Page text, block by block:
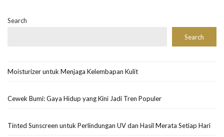
Search
Search
Moisturizer untuk Menjaga Kelembapan Kulit
Cewek Bumi: Gaya Hidup yang Kini Jadi Tren Populer
Tinted Sunscreen untuk Perlindungan UV dan Hasil Merata Setiap Hari